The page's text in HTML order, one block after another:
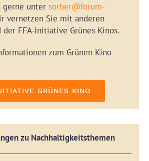
gerne unter sorber@forum-
vernetzen Sie mit anderen
FFA-Initiative Grünes Kinos.
zum Grünen Kino
GRÜNES KINO
zu Nachhaltigkeitsthemen